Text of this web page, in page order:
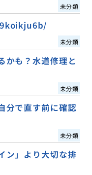
未分類
未分類
かも？水道修理と
未分類
分で直す前に確認
未分類
ン」より大切な排